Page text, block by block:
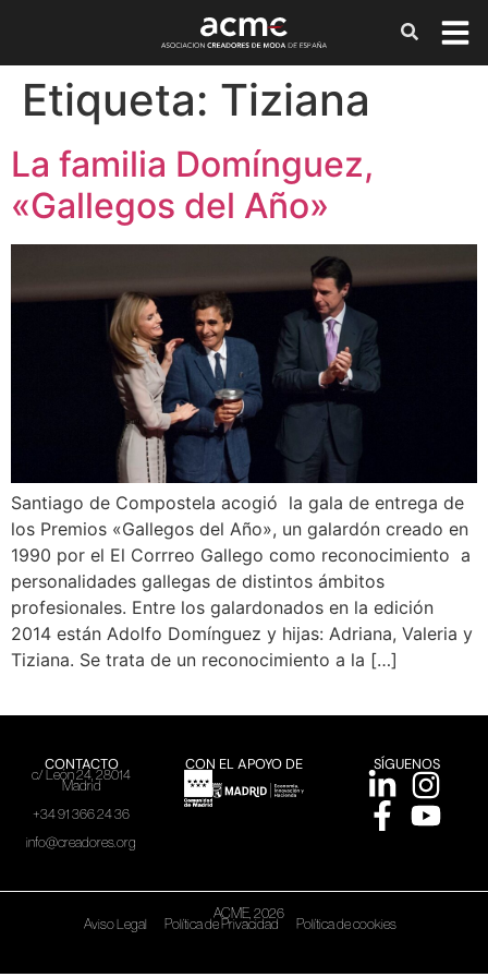
Etiqueta: Tiziana
La familia Domínguez,
«Gallegos del Año»
Santiago de Compostela acogió la gala de entrega de
los Premios «Gallegos del Año», un galardón creado en
1990 por el El Corrreo Gallego como reconocimiento a
personalidades gallegas de distintos ámbitos
profesionales. Entre los galardonados en la edición
2014 están Adolfo Domínguez y hijas: Adriana, Valeria y
Tiziana. Se trata de un reconocimiento a la […]
CONTACTO
c/ León 24, 28014
Madrid
+34 91 366 24 36
info@creadores.org
CON EL APOYO DE SÍGUENOS
ACME, 2026
Aviso Legal Política de Privacidad Política de cookies